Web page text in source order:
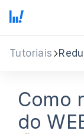
Tutoriais
Como
do